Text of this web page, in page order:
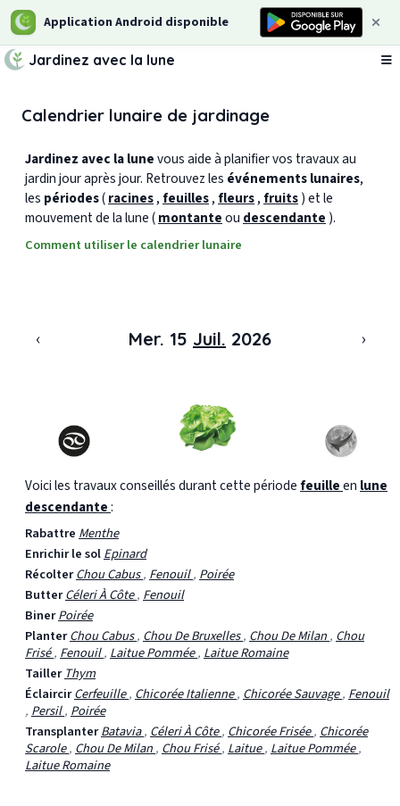
Application Android disponible
Jardinez avec la lune
Calendrier lunaire de jardinage
Jardinez avec la lunevous aide à planifier vos travaux au
jardin jour après jour. Retrouvez les événements lunaires,
les périodes(racines, feuilles, fleurs, fruits) et le
mouvement de la lune (montanteou descendante ).
Comment utiliser le calendrier lunaire
‹ Mer. 15 Juil. 2026 ›
Voici les travaux conseillés durant cette période feuilleen lune
descendante:
Rabattre Menthe
Enrichir le solEpinard
RécolterChou Cabus, Fenouil, Poirée
ButterCéleri À Côte, Fenouil
BinerPoirée
PlanterChou Cabus, Chou De Bruxelles, Chou De Milan, Chou
Frisé, Fenouil, Laitue Pommée, Laitue Romaine
Tailler Thym
ÉclaircirCerfeuille, Chicorée Italienne, Chicorée Sauvage, Fenouil
, Persil, Poirée
TransplanterBatavia, Céleri À Côte, Chicorée Frisée, Chicorée
Scarole, Chou De Milan, Chou Frisé, Laitue, Laitue Pommée,
Laitue Romaine